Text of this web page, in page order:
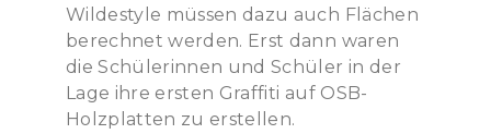
Wildestyle müssen dazu auch Flächen
berechnet werden. Erst dann waren
die Schülerinnen und Schüler in der
Lage ihre ersten Graffiti auf OSB-
Holzplatten zu erstellen.